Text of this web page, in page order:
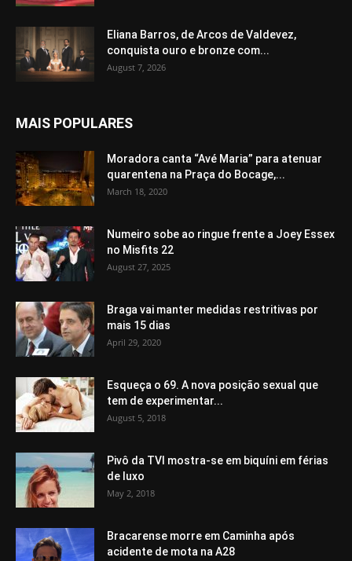
Eliana Barros, de Arcos de Valdevez,
conquista ouro e bronze com...
August 7, 2026
MAIS POPULARES
Moradora canta “Avé Maria” para atenuar
quarentena na Praça do Bocage,...
March 18, 2020
Numeiro sobe ao ringue frente a Joey Essex
no Misfits 22
August 27, 2025
Braga vai manter medidas restritivas por
mais 15 dias
April 29, 2020
Esqueça o 69. A nova posição sexual que
tem de experimentar...
August 5, 2018
Pivô da TVI mostra-se em biquíni em férias
de luxo
May 2, 2018
Bracarense morre em Caminha após
acidente de mota na A28